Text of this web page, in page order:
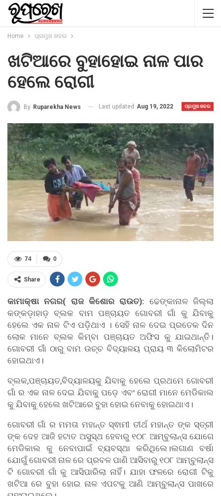
Home ପ୍ରମୁଖ ଖବର
ଖଟିଆରେ ବୁହାହୋଇ ନାଳ ପାର
ହେଲେ ରୋଗୀ
ପ୍ରମୁଖ ଖବର
By Ruparekha News Last updated Aug 19, 2022
0
74
Share
କାମାକ୍ଷା ନଗର( ରାଜ କିଶୋର ରାଉତ): ଢେଙ୍କାନାଳ ଜିଲ୍ଲା
କଙ୍କଡ଼ାହାଡ଼ ବ୍ଲକ ବାମ ପଞ୍ଚାୟତ ଗୋବରୀ ଗାଁ କୁ ଯିବାକୁ
ହେଲେ ଏକ ନାଳ ଟିଏ ପଡ଼ିଥାଏ । ସେହି ନାଳ ଦେଇ ପ୍ରତେକ ଦିନ
ଲୋକ ମାନେ ବ୍ଲକ କିମ୍ବା ପଞ୍ଚାୟତ ଅଫିସ କୁ ଯାଇଥାନ୍ତି।
ଗୋବରୀ ଗାଁ ଠାରୁ ବାମ ଉଚ୍ଚ ବିଦ୍ୟାଳୟ ପ୍ରାୟ ୩ କିଲୋମିଟର
ହୋଇଥାଏ।
ବ୍ଲକ,ପଞ୍ଚାୟତ,ବିଦ୍ୟାଳୟକୁ ଯିବାକୁ ହେଲେ ପ୍ରଥମେ ଗୋବରୀ
ଗାଁ ର ଏକ ନାଳ ଦେଇ ଯିବାକୁ ପଡ଼େ ଏବଂ ରୋଗୀ ମାନେ ମେଡିକାଲ
କୁ ଯିବାକୁ ହେଲେ ଖଟିଆରେ ବୁହା ହୋଇ ନେବାକୁ ହୋଇଥାଏ।
ଗୋବରୀ ଗାଁ ର ମମତା ମହାନ୍ତ ସ୍ଵାମୀ ତୀର୍ଥ ମହାନ୍ତ ଙ୍କ ସ୍ତ୍ରୀ
ଙ୍କ ଦେହ ଆଜି ହଟାତ ଅସୁସ୍ଥ ହେବାରୁ ୧୦୮ ଆମ୍ବୁଲାନ୍ସ ଯୋଗେ
ମେଡିକାଲ କୁ ନେବାପାଇଁ ବ୍ୟବସ୍ଥା କରିଥିଲେ।ଲଗାଣ ବର୍ଷା
ଯୋଗୁଁ ଗୋବରୀ ନାଳ ରେ ପ୍ରବଳ ପାଣି ଆସିବାରୁ ୧୦୮ ଆମ୍ବୁଲାନ୍ସ
ଟି ଗୋବରୀ ଗାଁ କୁ ଆସିପାରିଲା ନାହିଁ। ଯାହା ଫଳରେ ରୋଗୀ ଟିକୁ
ଖଟିଆ ରେ ବୁହା ହୋଇ ନାଳ ଏପଟକୁ ଆଣି ଆମ୍ବୁଲାନ୍ସ ପାଖରେ